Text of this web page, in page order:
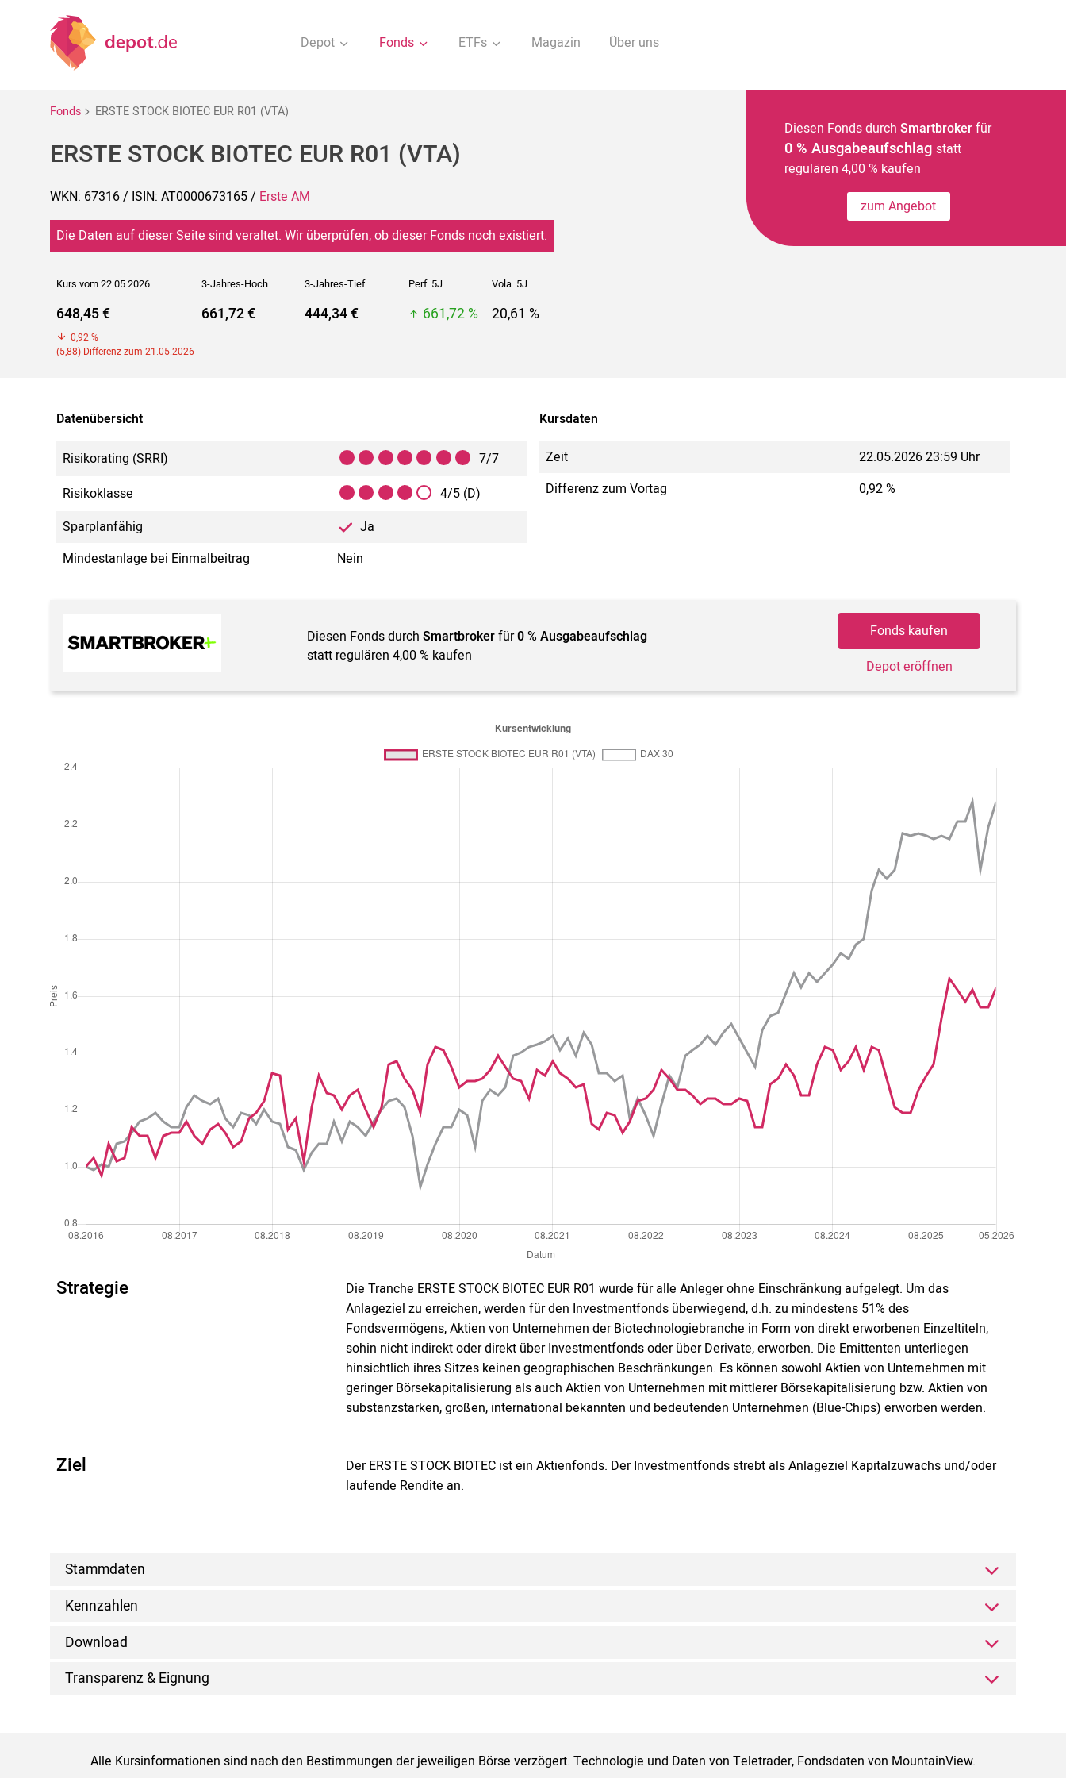
Depot Fonds ETFs Magazin Über uns
Fonds ERSTE STOCK BIOTEC EUR R01 (VTA)
ERSTE STOCK BIOTEC EUR R01 (VTA)
WKN: 67316 / ISIN: AT0000673165 / Erste AM
Die Daten auf dieser Seite sind veraltet. Wir überprüfen, ob dieser Fonds noch existiert.
Kurs vom 22.05.2026 3-Jahres-Hoch 3-Jahres-Tief Perf. 5J Vola. 5J
648,45 €
0,92 %
(5,88) Differenz zum 21.05.2026
661,72 € 444,34 € 661,72 % 20,61 %
Diesen Fonds durch Smartbrokerfür
0 % Ausgabeaufschlag statt
regulären 4,00 % kaufen
zum Angebot
Datenübersicht
Risikorating (SRRI)
7/7
Risikoklasse
4/5 (D)
Sparplanfähig
Ja
Mindestanlage bei Einmalbeitrag
Nein
Kursdaten
Zeit
22.05.2026 23:59 Uhr
Differenz zum Vortag
0,92 %
Diesen Fonds durchSmartbrokerfür0 % Ausgabeaufschlag
statt regulären 4,00 % kaufen
Fonds kaufen
Depot eröffnen
Strategie
Die Tranche ERSTE STOCK BIOTEC EUR R01 wurde für alle Anleger ohne Einschränkung aufgelegt. Um das
Anlageziel zu erreichen, werden für den Investmentfonds überwiegend, d.h. zu mindestens 51% des
Fondsvermögens, Aktien von Unternehmen der Biotechnologiebranche in Form von direkt erworbenen Einzeltiteln,
sohin nicht indirekt oder direkt über Investmentfonds oder über Derivate, erworben. Die Emittenten unterliegen
hinsichtlich ihres Sitzes keinen geographischen Beschränkungen. Es können sowohl Aktien von Unternehmen mit
geringer Börsekapitalisierung als auch Aktien von Unternehmen mit mittlerer Börsekapitalisierung bzw. Aktien von
substanzstarken, großen, international bekannten und bedeutenden Unternehmen (Blue-Chips) erworben werden.
Ziel
Der ERSTE STOCK BIOTEC ist ein Aktienfonds. Der Investmentfonds strebt als Anlageziel Kapitalzuwachs und/oder
laufende Rendite an.
Stammdaten
Kennzahlen
Download
Transparenz & Eignung
Alle Kursinformationen sind nach den Bestimmungen der jeweiligen Börse verzögert. Technologie und Daten von Teletrader, Fondsdaten von MountainView.